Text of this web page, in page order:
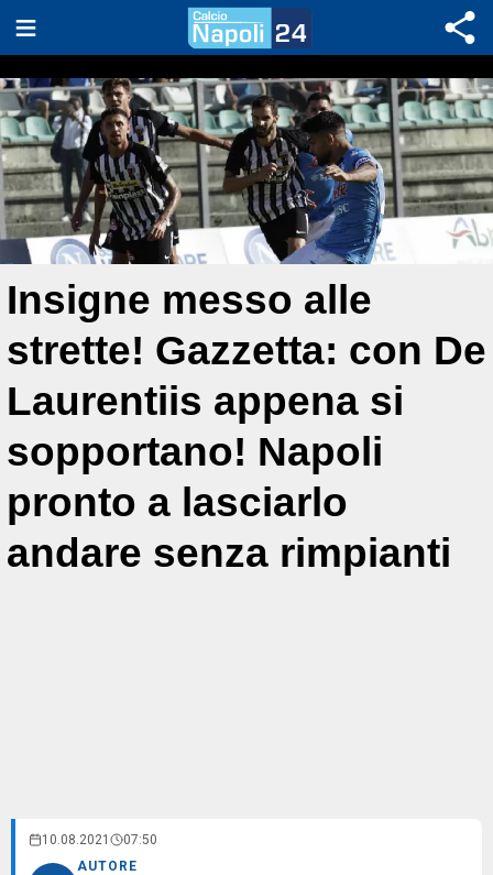
Insigne messo alle
strette! Gazzetta: con De
Laurentiis appena si
sopportano! Napoli
pronto a lasciarlo
andare senza rimpianti
10.08.2021 07:50
AUTORE